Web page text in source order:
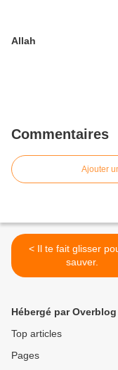
Allah
Commentaires
Ajouter
< Il te fait glisser pour te
sauver.
Hébergé par Overblog
Top articles
Pages